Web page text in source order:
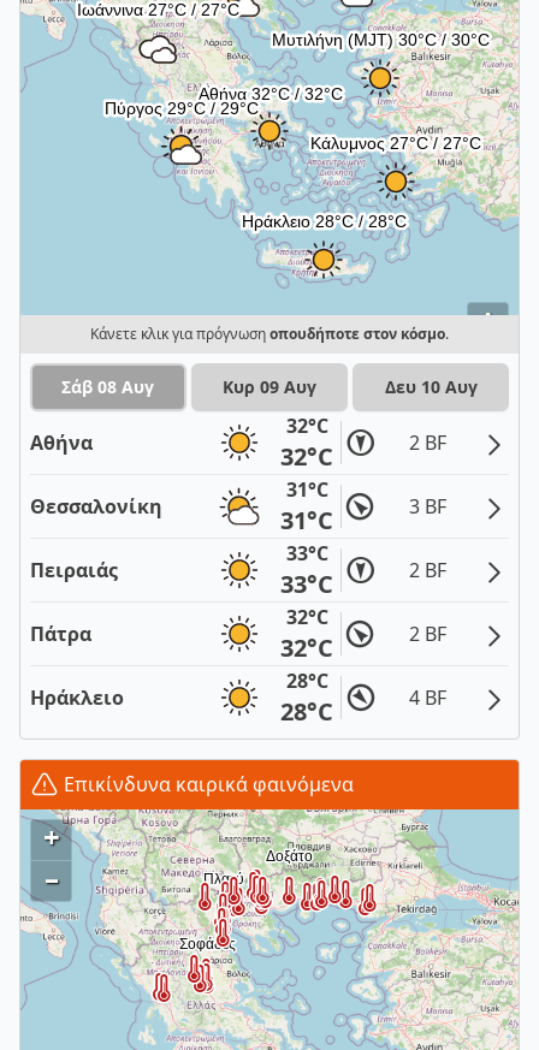
i
Κάνετε κλικ για πρόγνωσηοπουδήποτε στον κόσμο.
Σάβ 08 Αυγ Κυρ 09 Αυγ Δευ 10 Αυγ
Αθήνα
32°C
32°C 2 BF
Θεσσαλονίκη
31°C
31°C 3 BF
Πειραιάς
33°C
33°C 2 BF
Πάτρα
32°C
32°C 2 BF
Ηράκλειο
28°C
28°C 4 BF
Επικίνδυνα καιρικά φαινόμενα
+
–